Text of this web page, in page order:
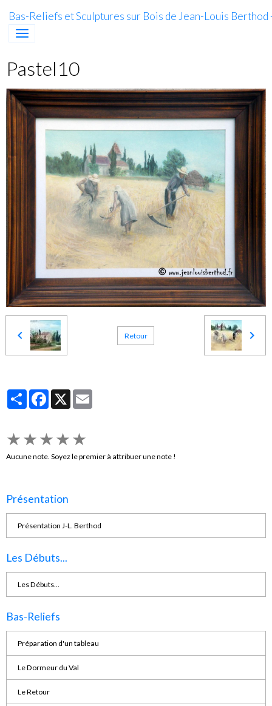
Bas-Reliefs et Sculptures sur Bois de Jean-Louis Berthod
Pastel10
Retour
PartagerFacebook
X
★★★★★
Aucune note. Soyez le premier à attribuer une note !
Présentation
Présentation J-L. Berthod
Les Débuts...
Les Débuts...
Bas-Reliefs
Préparation d'un tableau
Le Dormeur du Val
Le Retour